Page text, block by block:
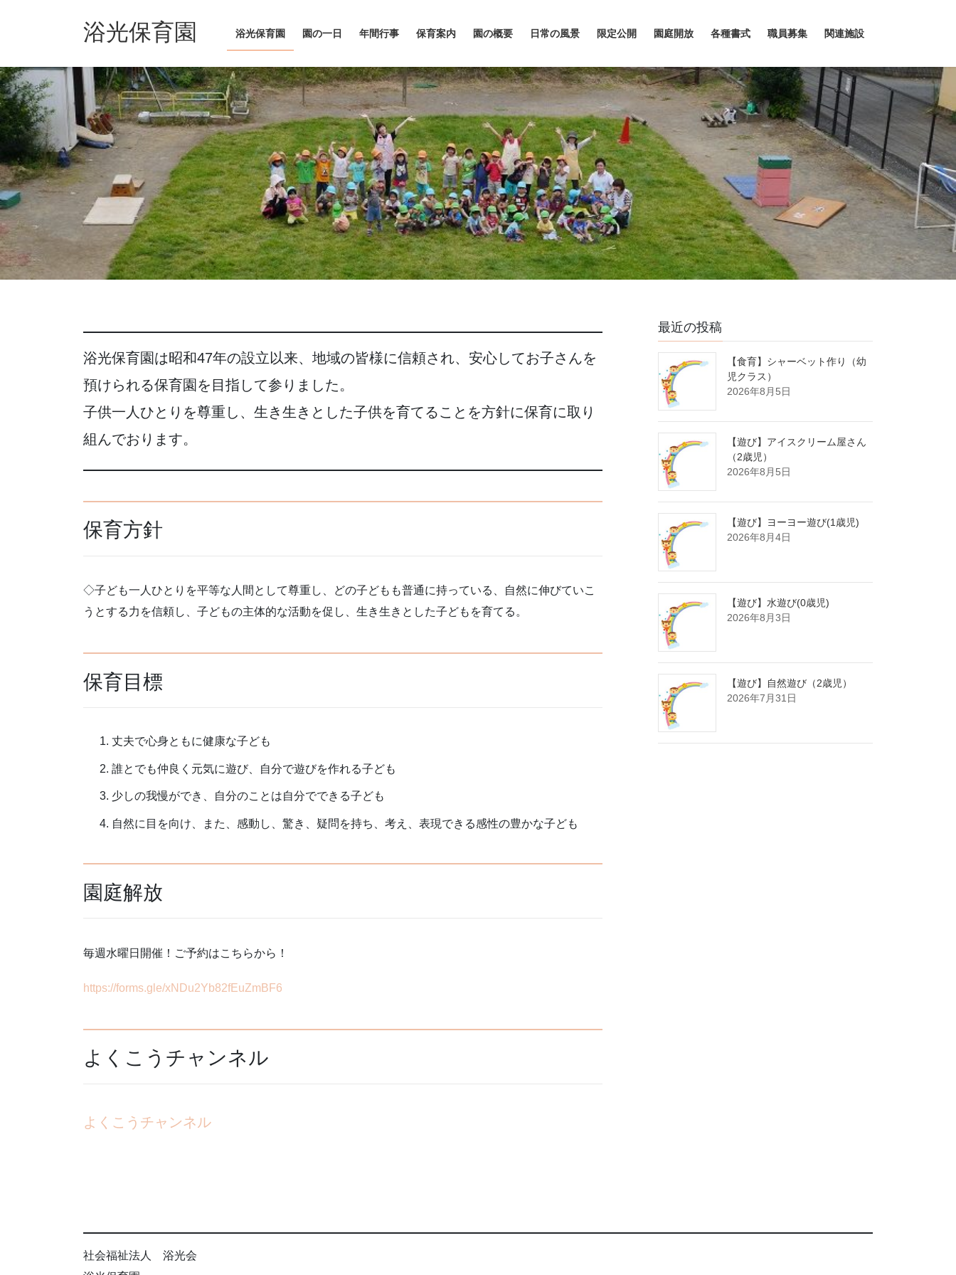
ツ
へ
ス
キ
プ
シ
ョ
ン
に
動
浴光保育園 浴光保育園 園の一日 年間行事 保育案内 園の概要 日常の風景 限定公開 園庭開放 各種書式 職員募集 関連施設
浴光保育園は昭和47年の設立以来、地域の皆様に信頼され、安心してお子さんを
預けられる保育園を目指して参りました。
子供一人ひとりを尊重し、生き生きとした子供を育てることを方針に保育に取り
組んでおります。
保育方針
◇子ども一人ひとりを平等な人間として尊重し、どの子どもも普通に持っている、自然に伸びていこ
うとする力を信頼し、子どもの主体的な活動を促し、生き生きとした子どもを育てる。
保育目標
丈夫で心身ともに健康な子ども
誰とでも仲良く元気に遊び、自分で遊びを作れる子ども
少しの我慢ができ、自分のことは自分でできる子ども
自然に目を向け、また、感動し、驚き、疑問を持ち、考え、表現できる感性の豊かな子ども
園庭解放
毎週水曜日開催！ご予約はこちらから！
https://forms.gle/xNDu2Yb82fEuZmBF6
よくこうチャンネル
よくこうチャンネル
最近の投稿
【食育】シャーベット作り（幼
児クラス）
2026年8月5日
【遊び】アイスクリーム屋さん
（2歳児）
2026年8月5日
【遊び】ヨーヨー遊び(1歳児)
2026年8月4日
【遊び】水遊び(0歳児)
2026年8月3日
【遊び】自然遊び（2歳児）
2026年7月31日
社会福祉法人 浴光会